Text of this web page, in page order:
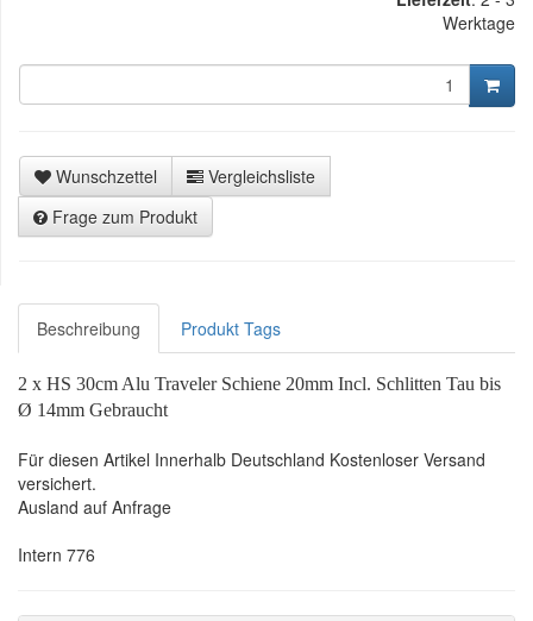
Werktage
Wunschzettel
Vergleichsliste
Frage zum Produkt
Beschreibung Produkt Tags
2 x HS 30cm Alu Traveler Schiene 20mm Incl. Schlitten Tau bis
Ø 14mm Gebraucht
Für diesen Artikel Innerhalb Deutschland Kostenloser Versand
versichert.
Ausland auf Anfrage
Intern 776